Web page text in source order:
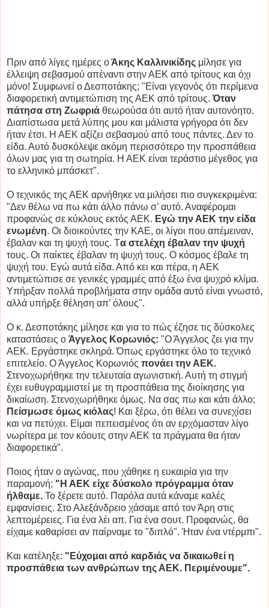
Πριν από λίγες ημέρες οΆκης Καλλινικίδης μίλησε για
έλλειψη σεβασμού απέναντι στην ΑΕΚ από τρίτους και όχι
μόνο! Συμφωνεί ο Δεσποτάκης; "Είναι γεγονός ότι περίμενα
διαφορετική αντιμετώπιση της ΑΕΚ από τρίτους.Όταν
πάτησα στη Ζωφριά θεωρούσα ότι αυτό ήταν αυτονόητο.
Διαπίστωσα μετά λύπης μου και μάλιστα γρήγορα ότι δεν
ήταν έτσι. Η ΑΕΚ αξίζει σεβασμού από τους πάντες. Δεν το
είδα. Αυτό δυσκόλεψε ακόμη περισσότερο την προσπάθεια
όλων μας για τη σωτηρία. Η ΑΕΚ είναι τεράστιο μέγεθος για
το ελληνικό μπάσκετ".
Ο τεχνικός της ΑΕΚ αρνήθηκε να μιλήσει πιο συγκεκριμένα:
"Δεν θέλω να πω κάτι άλλο πάνω σ’ αυτό. Αναφέρομαι
προφανώς σε κύκλους εκτός ΑΕΚ. Εγώ την ΑΕΚ την είδα
ενωμένη. Οι διοικούντες την ΚΑΕ, οι λίγοι που απέμειναν,
έβαλαν και τη ψυχή τους. Τα στελέχη έβαλαν την ψυχή
τους. Οι παίκτες έβαλαν τη ψυχή τους. Ο κόσμος έβαλε τη
ψυχή του. Εγώ αυτά είδα. Από κει και πέρα, η ΑΕΚ
αντιμετώπισε σε γενικές γραμμές από έξω ένα ψυχρό κλίμα.
Υπήρξαν πολλά προβλήματα στην ομάδα αυτό είναι γνωστό,
αλλά υπήρξε θέληση απ’ όλους".
Ο κ. Δεσποτάκης μίλησε και για το πώς έζησε τις δύσκολες
καταστάσεις ο Άγγελος Κορωνιός: "Ο Άγγελος ζει για την
ΑΕΚ. Εργάστηκε σκληρά. Όπως εργάστηκε όλο το τεχνικό
επιτελείο. Ο Άγγελος Κορωνιός πονάει την ΑΕΚ.
Στενοχωρήθηκε την τελευταία αγωνιστική. Αυτή τη στιγμή
έχει ευθυγραμμιστεί με τη προσπάθεια της διοίκησης για
δικαίωση. Στενοχωρήθηκε όμως. Να σας πω και κάτι άλλο;
Πείσμωσε όμως κιόλας! Και ξέρω, ότι θέλει να συνεχίσει
και να πετύχει. Είμαι πεπεισμένος ότι αν ερχόμασταν λίγο
νωρίτερα με τον κόουτς στην ΑΕΚ τα πράγματα θα ήταν
διαφορετικά".
Ποιος ήταν ο αγώνας, που χάθηκε η ευκαιρία για την
παραμονή; "Η ΑΕΚ είχε δύσκολο πρόγραμμα όταν
ήλθαμε. Το ξέρετε αυτό. Παρόλα αυτά κάναμε καλές
εμφανίσεις. Στο Αλεξάνδρειο χάσαμε από τον Άρη στις
λεπτομέρειες. Για ένα λέι απ. Για ένα σουτ. Προφανώς, θα
είχαμε καθαρίσει αν παίρναμε το "διπλό". Ήταν ένα ντέρμπι".
Και κατέληξε: "Εύχομαι από καρδιάς να δικαιωθεί η
προσπάθεια των ανθρώπων της ΑΕΚ. Περιμένουμε".